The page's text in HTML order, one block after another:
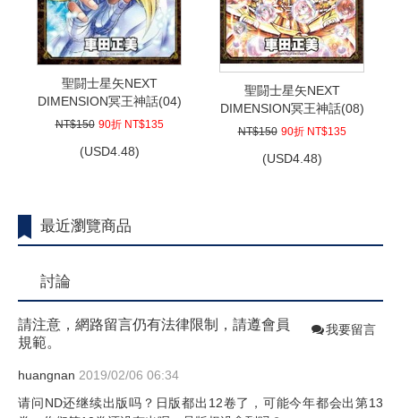
聖闘士星矢NEXT
DIMENSION冥王神話(04)
NT$150 90折 NT$135
(USD4.48)
聖闘士星矢NEXT
DIMENSION冥王神話(08)
NT$150 90折 NT$135
(USD4.48)
最近瀏覽商品
討論
請注意，網路留言仍有法律限制，請遵會員
規範。
我要留言
huangnan 2019/02/06 06:34
请问ND还继续出版吗？日版都出12卷了，可能今年都会出第13